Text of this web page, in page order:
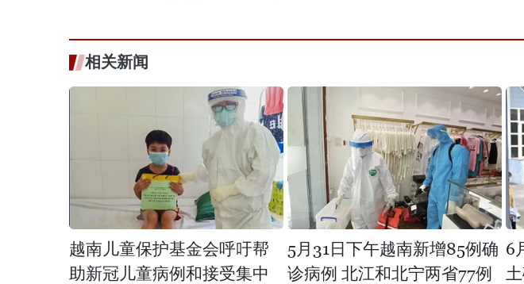
相关新闻
越南儿童保护基金会呼吁帮
助新冠儿童病例和接受集中
5月31日下午越南新增85例确
诊病例 北江和北宁两省77例
6